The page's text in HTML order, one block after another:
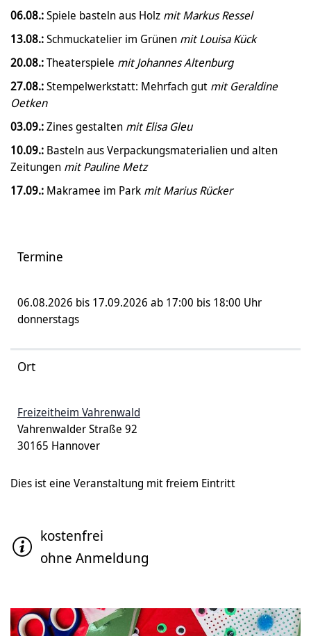
06.08.:Spiele basteln aus Holz mit Markus Ressel
13.08.:Schmuckatelier im Grünen mit Louisa Kück
20.08.:Theaterspiele mit Johannes Altenburg
27.08.:Stempelwerkstatt: Mehrfach gut mit Geraldine
Oetken
03.09.:Zines gestalten mit Elisa Gleu
10.09.: Basteln aus Verpackungsmaterialien und alten
Zeitungen mit Pauline Metz
17.09.: Makramee im Park mit Marius Rücker
Termine
06.08.2026 bis 17.09.2026 ab 17:00 bis 18:00 Uhr
donnerstags
Ort
Freizeitheim Vahrenwald
Vahrenwalder Straße 92
30165 Hannover
Dies ist eine Veranstaltung mit freiem Eintritt
kostenfrei
ohne Anmeldung